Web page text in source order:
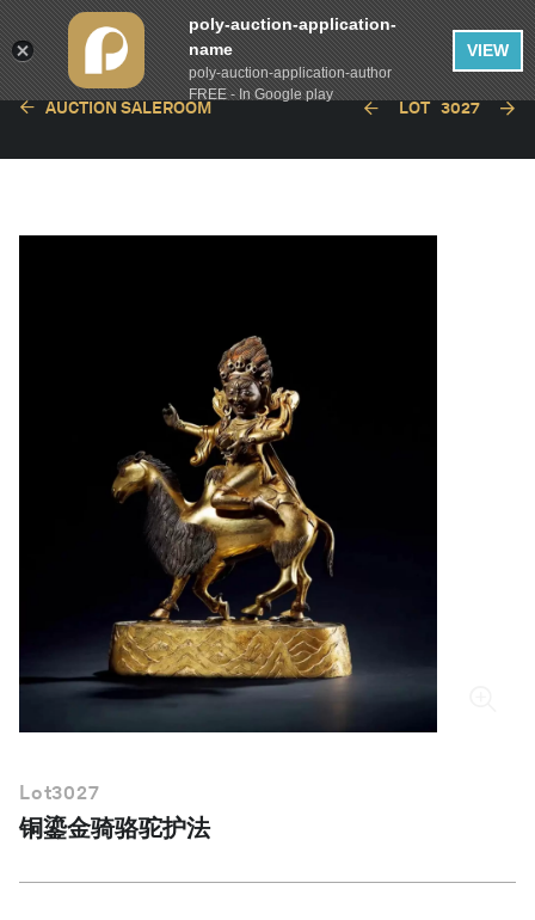
AUCTION SALEROOM LOT 3027
Lot3027
铜鎏金骑骆驼护法
poly-auction-application-
name
poly-auction-application-author
FREE - In Google play
VIEW